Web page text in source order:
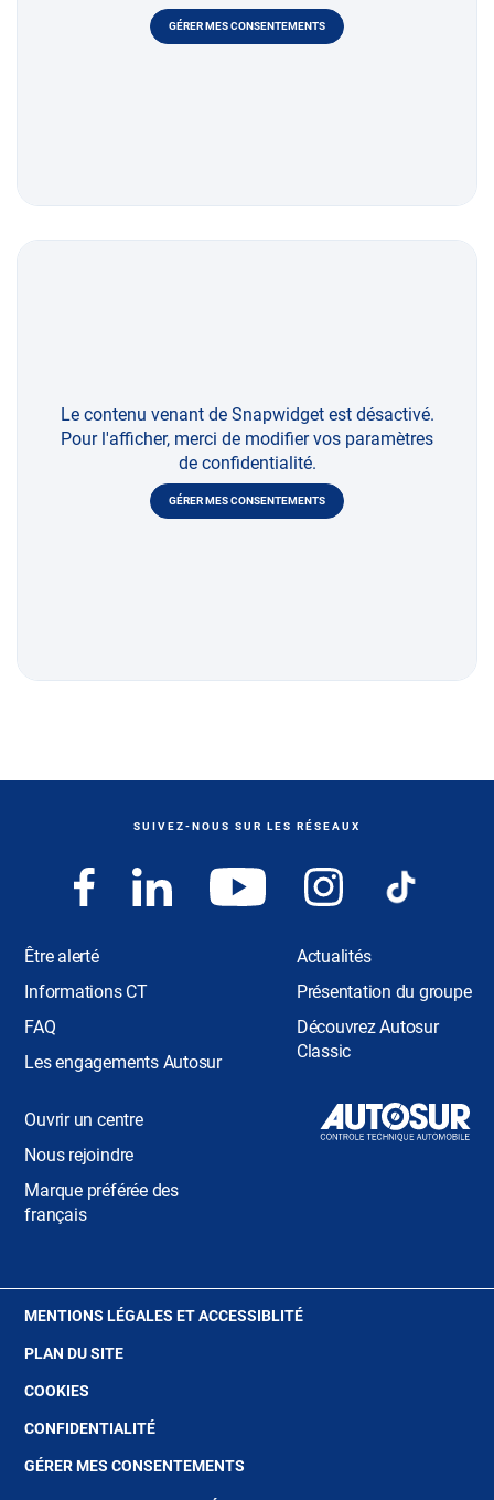
GÉRER MES CONSENTEMENTS
Le contenu venant de Snapwidget est désactivé.
Pour l'afficher, merci de modifier vos paramètres
de confidentialité.
GÉRER MES CONSENTEMENTS
SUIVEZ-NOUS SUR LES RÉSEAUX
Être alerté
Informations CT
FAQ
Les engagements Autosur
Actualités
Présentation du groupe
Découvrez Autosur
Classic
Ouvrir un centre
Nous rejoindre
Marque préférée des
français
MENTIONS LÉGALES ET ACCESSIBLITÉ(OUVRE
PLAN DU SITE
COOKIES
UNE
FENÊTRE)
CONFIDENTIALITÉ(OUVRE
UNE
GÉRER MES CONSENTEMENTS